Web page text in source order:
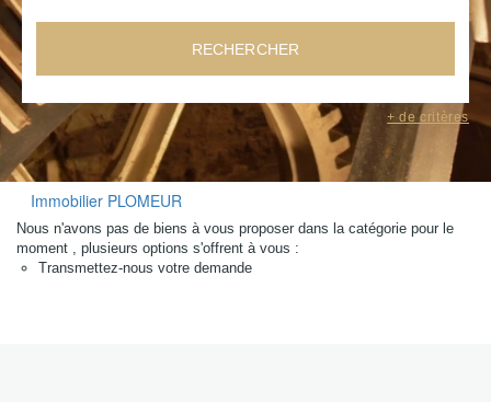
+ de critères
RECHERCHER
Sélectionner une région de
Bretagne
sélectionnées
Immobilier PLOMEUR
Nous n'avons pas de biens à vous proposer dans la catégorie pour le
moment , plusieurs options s'offrent à vous :
Transmettez-nous votre demande